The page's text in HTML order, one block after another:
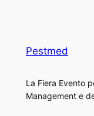
Pestmed
La Fiera Evento
Management e